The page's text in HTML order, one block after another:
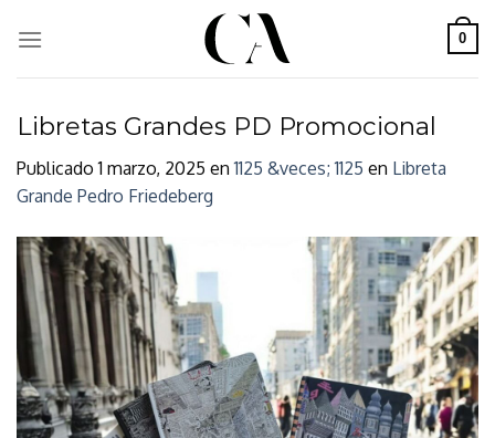
0
Libretas Grandes PD Promocional
Publicado1 marzo, 2025 en1125 &veces; 1125 en Libreta
Grande Pedro Friedeberg